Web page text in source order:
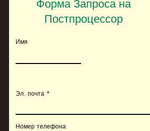
Форма Запроса на
Постпроцессор
Имя
Эл. почта
Номер телефона